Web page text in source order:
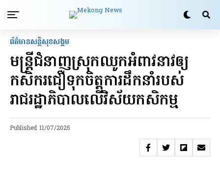
ព័ត៌មានសន្តិសុខ​សង្គម
មន្ត្រីជំនាញស្រុកឈូកអំពាវនាវឲ្យ
កសិករជឿទុកចិត្តការដឹកនាំរបស់
រាជរដ្ឋាភិបាលលើវិស័យកសិកម្ម
Published 11/07/2025